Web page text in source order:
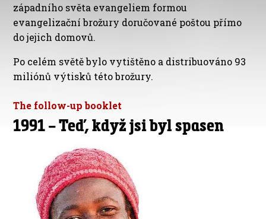
západního světa evangeliem formou
evangelizační brožury doručované poštou přímo
do jejich domovů.
Po celém světě bylo vytištěno a distribuováno 93
miliónů výtisků této brožury.
The follow-up booklet
1991 – Teď, když jsi byl spasen